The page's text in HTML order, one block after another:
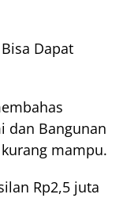
Dapat
dan Bangunan
mampu.
Rp2,5 juta